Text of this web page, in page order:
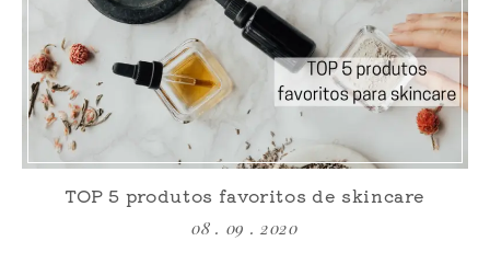
TOP 5 produtos favoritos de skincare
08 . 09 . 2020